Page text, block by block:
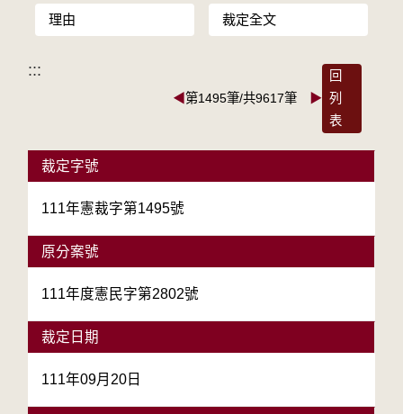
理由 裁定全文
:::
◀第1495筆/共9617筆 ▶
回
列
表
裁定字號
111年憲裁字第1495號
原分案號
111年度憲民字第2802號
裁定日期
111年09月20日